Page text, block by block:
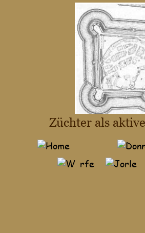
Züchter als